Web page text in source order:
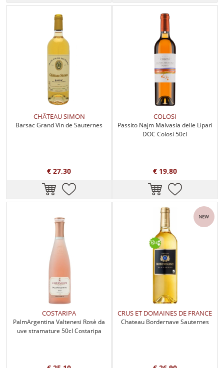
CHÂTEAU SIMON
Barsac Grand Vin de Sauternes
€ 27,30
COLOSI
Passito Najm Malvasia delle Lipari
DOC Colosi 50cl
€ 19,80
COSTARIPA
PalmArgentina Valtenesi Rosè da
uve stramature 50cl Costaripa
CRUS ET DOMAINES DE FRANCE
Chateau Bordernave Sauternes